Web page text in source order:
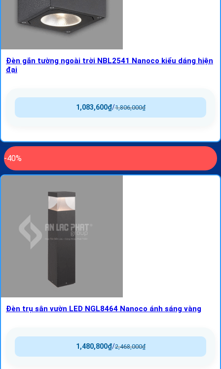
Đèn gắn tường ngoài trời NBL2541 Nanoco kiểu dáng hiện
đại
1,806,000₫
/
1,083,600₫
-40%
Đèn trụ sân vườn LED NGL8464 Nanoco ánh sáng vàng
2,468,000₫
/
1,480,800₫